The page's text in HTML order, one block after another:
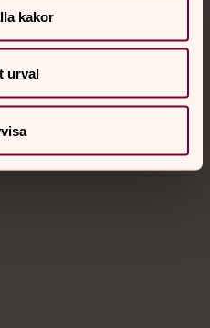
kakor
urval
eller chatta anonymt